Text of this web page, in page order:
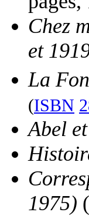
Chez
et
La
(ISBN
Abel
1975)